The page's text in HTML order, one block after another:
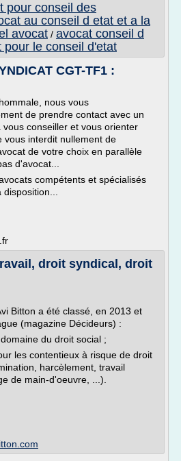
pour conseil des
au conseil d etat et a la
avocat / avocat conseil d
pour le conseil d'etat
CGT-TF1 :
nous vous
de prendre contact avec un
conseiller et vous orienter
vous interdit nullement de
de votre choix en parallèle
d'avocat...
compétents et spécialisés
droit syndical, droit
Bitton a été classé, en 2013 et
(magazine Décideurs) :
du droit social ;
les contentieux à risque de droit
harcèlement, travail
de main-d'oeuvre, ...).